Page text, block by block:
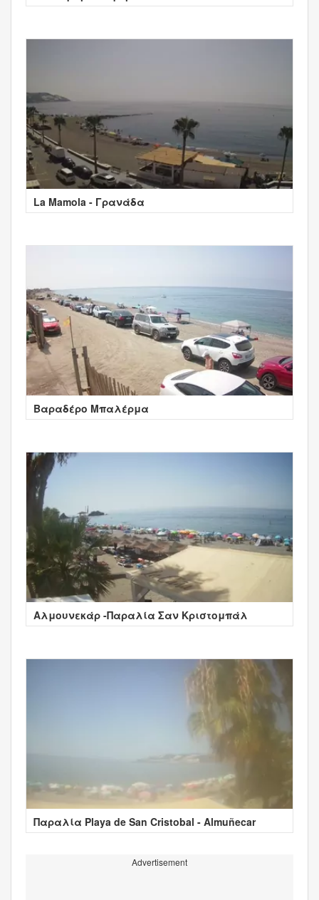
La Mamola - Γρανάδα
Βαραδέρο Μπαλέρμα
Αλμουνεκάρ -Παραλία Σαν Κριστομπάλ
Παραλία Playa de San Cristobal - Almuñecar
Advertisement